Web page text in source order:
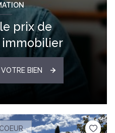
prix de
BIEN